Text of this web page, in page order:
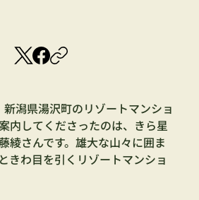
潟県湯沢町のリゾートマンショ
内してくださったのは、きら星
綾さんです。雄大な山々に囲ま
きわ目を引くリゾートマンショ